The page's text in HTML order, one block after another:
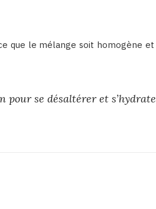
que le mélange soit homogène et
se désaltérer et